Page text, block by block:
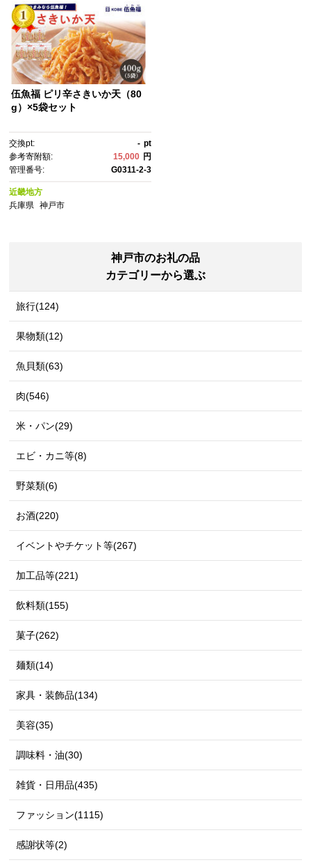
伍魚福 ピリ辛さきいか天（80
g）×5袋セット
交換pt: - pt
参考寄附額:
15,000 円
管理番号:
G0311-2-3
近畿地方
兵庫県
神戸市
神戸市のお礼の品
カテゴリーから選ぶ
旅行(124)
果物類(12)
魚貝類(63)
肉(546)
米・パン(29)
エビ・カニ等(8)
野菜類(6)
お酒(220)
イベントやチケット等(267)
加工品等(221)
飲料類(155)
菓子(262)
麺類(14)
家具・装飾品(134)
美容(35)
調味料・油(30)
雑貨・日用品(435)
ファッション(1115)
感謝状等(2)